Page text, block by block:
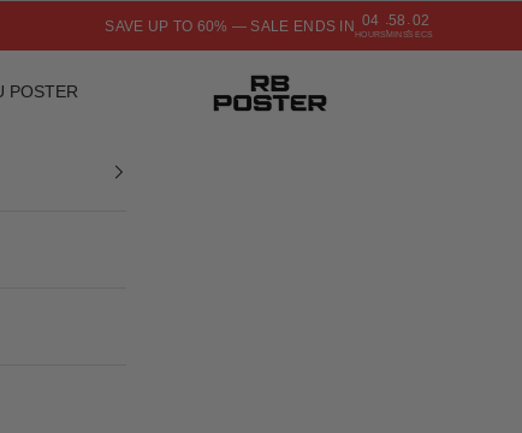
SAVE UP TO 60% — SALE ENDS IN 04
HOURS:58
MINS: 01
SECS
RB POSTER
POSTER